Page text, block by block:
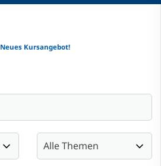
Neues Kursangebot!